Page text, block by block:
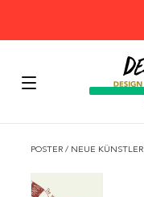
POSTER / NEUE KÜNSTLER